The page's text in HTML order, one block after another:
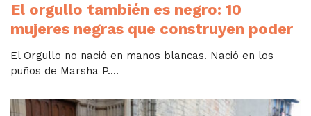
El orgullo también es negro: 10
mujeres negras que construyen poder
El Orgullo no nació en manos blancas. Nació en los
puños de Marsha P....